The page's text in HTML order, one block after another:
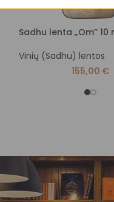
Sadhu lenta „Om” 10
Vinių (Sadhu) lentos
155,00 €